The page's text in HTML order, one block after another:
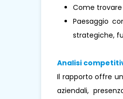
Come
Paesaggio
strategiche,
Analisi
Il rapporto offre
aziendali,